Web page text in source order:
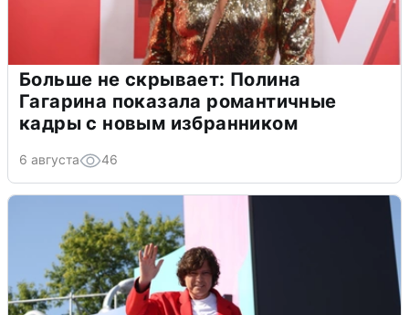
Больше не скрывает: Полина
Гагарина показала романтичные
кадры с новым избранником
6 августа 46